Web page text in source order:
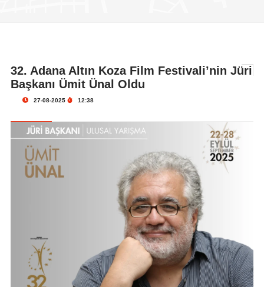
32. Adana Altın Koza Film Festivali’nin Jüri
Başkanı Ümit Ünal Oldu
27-08-2025 12:38